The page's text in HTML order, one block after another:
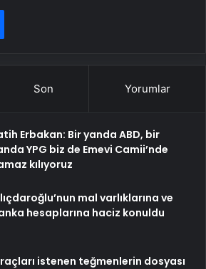
Son Yorumlar
Erbakan: Bir yanda ABD, bir
YPG biz de Emevi Camii’nde
kılıyoruz
mal varlıklarına ve
hesaplarına haciz konuldu
istenen teğmenlerin dosyası